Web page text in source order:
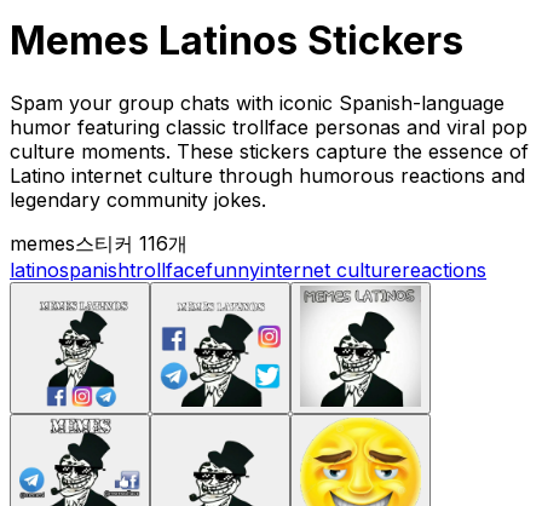
Memes Latinos Stickers
Spam your group chats with iconic Spanish-language
humor featuring classic trollface personas and viral pop
culture moments. These stickers capture the essence of
Latino internet culture through humorous reactions and
legendary community jokes.
memes스티커 116개
latinospanishtrollfacefunnyinternet culturereactions